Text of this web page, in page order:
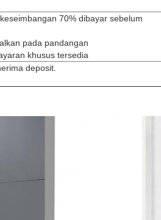
70% dibayar sebelum
pada pandangan
khusus tersedia
deposit.